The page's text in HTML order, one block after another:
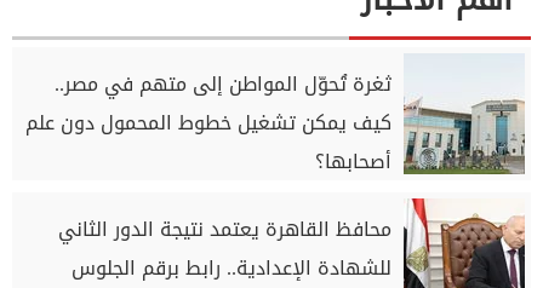
ثغرة تُحوّل المواطن إلى متهم في مصر..
كيف يمكن تشغيل خطوط المحمول دون علم
أصحابها؟
محافظ القاهرة يعتمد نتيجة الدور الثاني
للشهادة الإعدادية.. رابط برقم الجلوس